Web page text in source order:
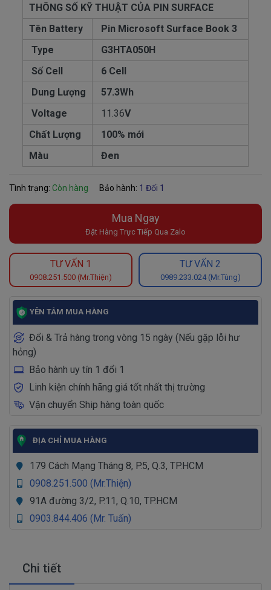
THÔNG SỐ KỸ THUẬT CỦA PIN SURFACE
Tên Battery
Pin Microsoft Surface Book 3
Type
G3HTA050H
Số Cell
6 Cell
Dung Lượng
57.3Wh
Voltage
11.36V
Chất Lượng
100% mới
Màu
Đen
Tình trạng: Còn hàng Bảo hành: 1 Đổi 1
Mua Ngay
Đặt Hàng Trực Tiếp Qua Zalo
TƯ VẤN 1
0908.251.500 (Mr.Thiện)
TƯ VẤN 2
0989.233.024 (Mr.Tùng)
YÊN TÂM MUA HÀNG
Đổi & Trả hàng trong vòng 15 ngày (Nếu gặp lỗi hư
hỏng)
Bảo hành uy tín 1 đổi 1
Linh kiện chính hãng giá tốt nhất thị trường
Vận chuyển Ship hàng toàn quốc
ĐỊA CHỈ MUA HÀNG
179 Cách Mạng Tháng 8, P.5, Q.3, TP.HCM
0908.251.500 (Mr.Thiện)
91A đường 3/2, P.11, Q.10, TP.HCM
0903.844.406 (Mr. Tuấn)
Chi tiết